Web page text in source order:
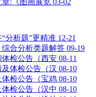
分析题”更精准 12-21
综合分析类题解答 09-19
体检公告（西安 08-11
体检公告（汉 08-10
体检公告（宝鸡 08-10
检公告（汉中 08-10